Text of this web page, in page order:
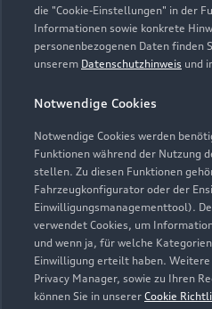
die "Cookie-Einstellungen" in der
Informationen sowie konkrete
personenbezogenen Daten finden
unserem Datenschutzhinweis und
Notwendige Cookies
Notwendige Cookies werden
Funktionen während der Nutzung
stellen. Zu diesen Funktionen
Fahrzeugkonfigurator oder der
Einwilligungsmanagementtool).
verwendet Cookies, um
und wenn ja, für welche
Einwilligung erteilt haben.
Privacy Manager, sowie zu Ihren
können Sie in unserer Cookie
Lederpflege-Set
Praktisches Set zur
Pflege von Leder und
Zur Audi Shopping World